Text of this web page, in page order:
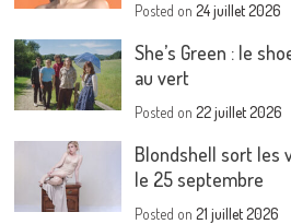
Posted on24 juillet 2026
She’s Green : le
au vert
Posted on22 juillet 2026
Blondshell sort les
le 25 septembre
Posted on21 juillet 2026